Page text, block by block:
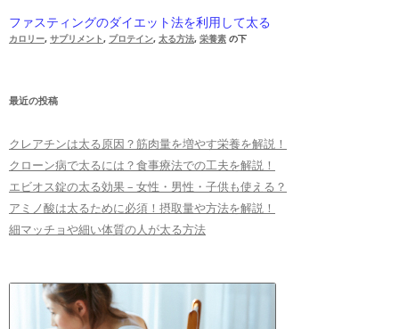
ファスティングのダイエット法を利用して太る
カロリー, サプリメント, プロテイン, 太る方法, 栄養素 の下
最近の投稿
クレアチンは太る原因？筋肉量を増やす栄養を解説！
クローン病で太るには？食事療法での工夫を解説！
エビオス錠の太る効果 – 女性・男性・子供も使える？
アミノ酸は太るために必須！摂取量や方法を解説！
細マッチョや細い体質の人が太る方法